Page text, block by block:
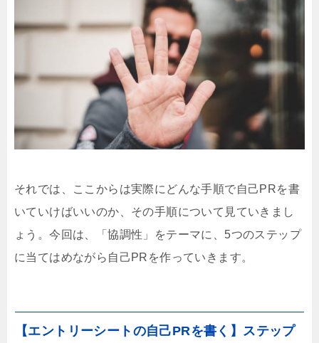
それでは、ここからは実際にどんな手順で自己PRを書
いていけばいいのか、その手順について見ていきまし
ょう。今回は、「協調性」をテーマに、5つのステップ
に当てはめながら自己PRを作っていきます。
【エントリーシートの自己PRを書く】ステップ